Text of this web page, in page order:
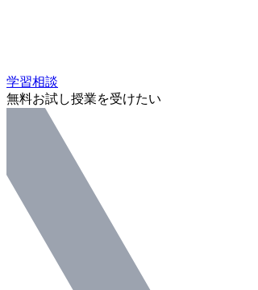
学習相談
無料お試し授業を受けたい